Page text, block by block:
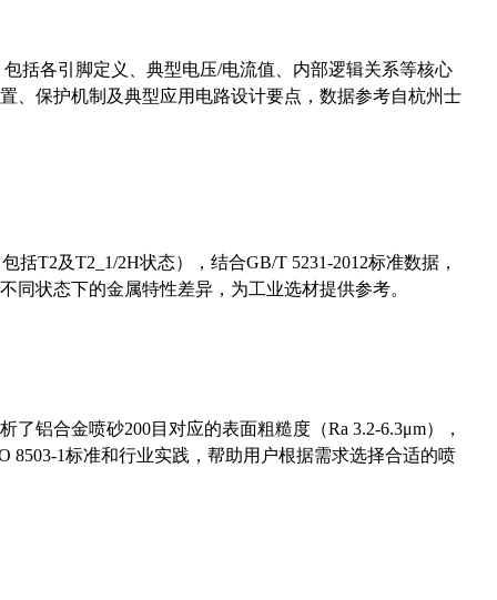
括各引脚定义、典型电压/电流值、内部逻辑关系等核心
、保护机制及典型应用电路设计要点，数据参考自杭州士
T2及T2_1/2H状态），结合GB/T 5231-2012标准数据，
同状态下的金属特性差异，为工业选材提供参考。
铝合金喷砂200目对应的表面粗糙度（Ra 3.2-6.3μm），
8503-1标准和行业实践，帮助用户根据需求选择合适的喷